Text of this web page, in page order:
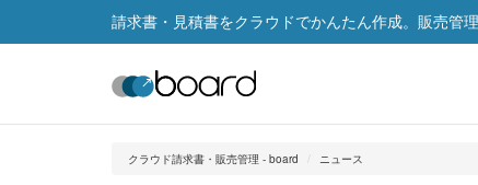
請求書・見積書をクラウドでかんたん作成。販売管
クラウド請求書・販売管理 - board ニュース